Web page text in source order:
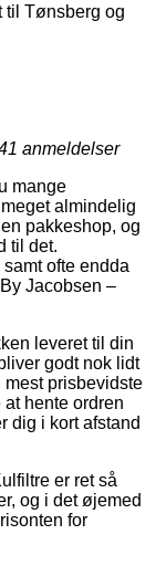
til Tønsberg og
anmeldelser
mange
almindelig
pakkeshop, og
til det.
ofte endda
Jacobsen –
leveret til din
godt nok lidt
prisbevidste
hente ordren
dig i kort afstand
er ret så
og i det øjemed
for